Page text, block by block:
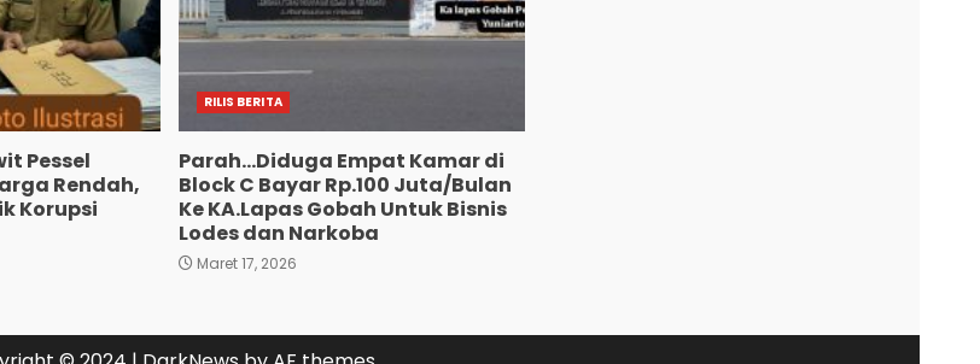
Pessel
Rendah,
Korupsi
RILIS BERITA
Parah…Diduga Empat Kamar di
Block C Bayar Rp.100 Juta/Bulan
Ke KA.Lapas Gobah Untuk Bisnis
Lodes dan Narkoba
Maret 17, 2026